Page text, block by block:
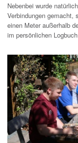
Nebenbei wurde
Verbindungen gemacht,
einen Meter außerhalb
im persönlichen